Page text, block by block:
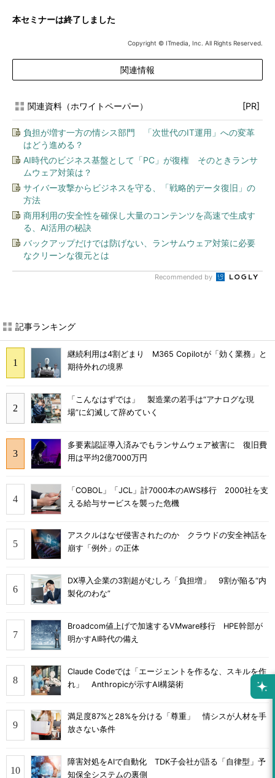
本セミナーは終了しました
Copyright © ITmedia, Inc. All Rights Reserved.
関連情報
関連資料（ホワイトペーパー） [PR]
負担が増す一方の情シス部門 「次世代のIT運用」への変革
はどう進める？
AI時代のビジネス基盤として「PC」が復権 そのときランサ
ムウェア対策は？
サイバー攻撃からビジネスを守る、「戦略的データ復旧」の
方法
商用利用の安全性を確保し大量のコンテンツを高速で生成す
る、AI活用の秘訣
バックアップだけでは防げない、ランサムウェア対策に必要
なクリーンな復元とは
Recommended by
記事ランキング
継続利用は4割どまり M365 Copilotが「効く業務」と
期待外れの境界
「こんなはずでは」 製造業の若手は“アナログな現
場”に幻滅して辞めていく
多要素認証導入済みでもランサムウェア被害に 復旧費
用は平均2億7000万円
「COBOL」「JCL」計7000本のAWS移行 2000社を支
える給与サービスを襲った危機
アスクルはなぜ侵害されたのか クラウドの安全神話を
崩す「例外」の正体
DX導入企業の3割超がむしろ「負担増」 9割が陥る“内
製化のわな”
Broadcom値上げで加速するVMware移行 HPE幹部が
明かすAI時代の備え
Claude Codeでは「エージェントを作るな、スキルを作
れ」 Anthropicが示すAI構築術
満足度87%と28%を分ける「尊重」 情シスが人材を手
放さない条件
障害対処をAIで自動化 TDK子会社が語る「自律型」予
知保全システムの裏側